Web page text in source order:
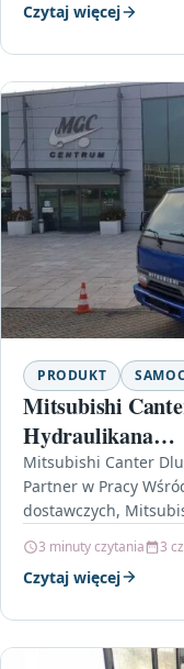
Czytaj więcej
PRODUKT
Mitsubishi
Hydraulikana…
Mitsubishi Canter
Partner w Pracy
dostawczych,
3 minuty czytania 3
Czytaj więcej